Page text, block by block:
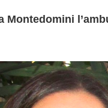
Montedomini